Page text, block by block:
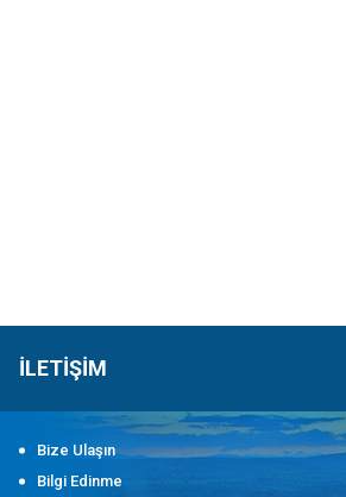
İLETİŞİM
Bize Ulaşın
Bilgi Edinme